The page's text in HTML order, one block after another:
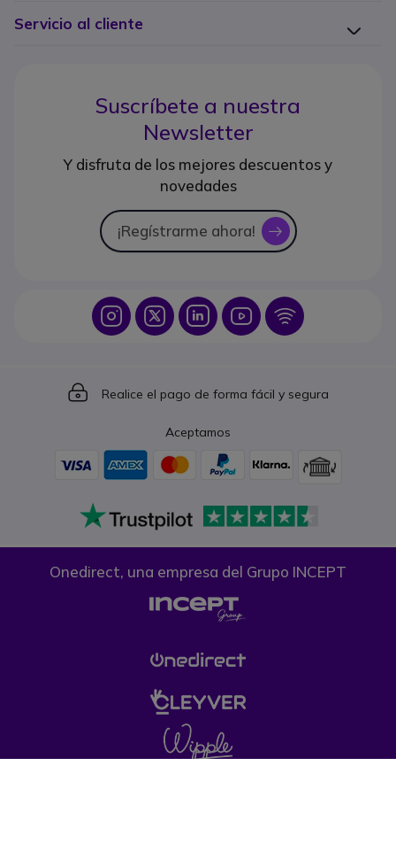
Servicio al cliente
Suscríbete a nuestra
Newsletter
Y disfruta de los mejores descuentos y
novedades
¡Regístrarme ahora! icon
Icon IconIcon Icon Icon
Icon
Realice el pago de forma fácil y segura
Aceptamos
Onedirect, una empresa del Grupo INCEPT